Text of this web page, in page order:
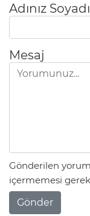
Adınız
Mesaj
Gönderilen
içermemesi
Gönder